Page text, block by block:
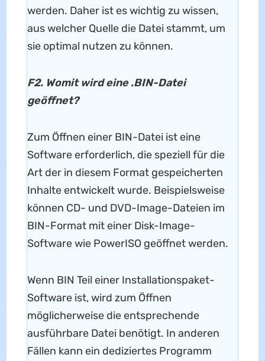
werden. Daher ist es wichtig zu wissen,
aus welcher Quelle die Datei stammt, um
sie optimal nutzen zu können.
F2. Womit wird eine .BIN-Datei
geöffnet?
Zum Öffnen einer BIN-Datei ist eine
Software erforderlich, die speziell für die
Art der in diesem Format gespeicherten
Inhalte entwickelt wurde. Beispielsweise
können CD- und DVD-Image-Dateien im
BIN-Format mit einer Disk-Image-
Software wie PowerISO geöffnet werden.
Wenn BIN Teil einer Installationspaket-
Software ist, wird zum Öffnen
möglicherweise die entsprechende
ausführbare Datei benötigt. In anderen
Fällen kann ein dediziertes Programm